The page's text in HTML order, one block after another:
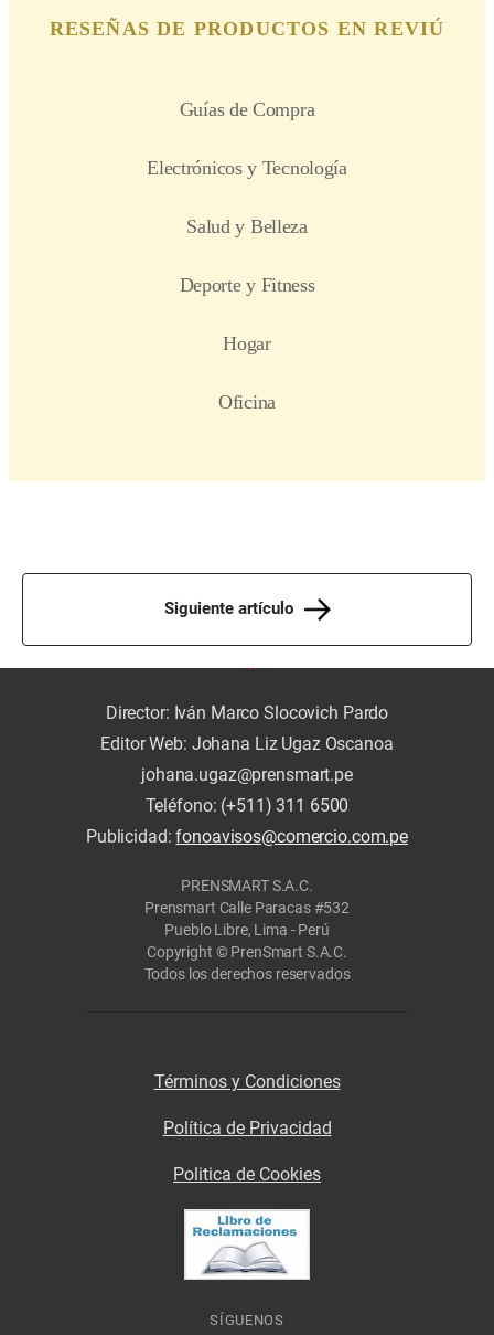
Siguiente artículo
Director: Iván Marco Slocovich Pardo
Editor Web: Johana Liz Ugaz Oscanoa
johana.ugaz@prensmart.pe
Teléfono: (+511) 311 6500
Publicidad:fonoavisos@comercio.com.pe
PRENSMART S.A.C.
Prensmart Calle Paracas #532
Pueblo Libre, Lima - Perú
Copyright © PrenSmart S.A.C.
Todos los derechos reservados
Términos y Condiciones
Política de Privacidad
Politica de Cookies
SÍGUENOS